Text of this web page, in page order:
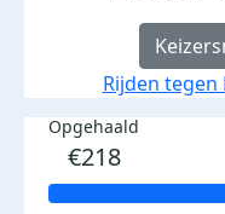
Rijden
Opgehaald
€218